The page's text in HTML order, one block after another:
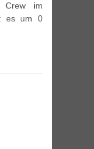
Crew im
es um 0